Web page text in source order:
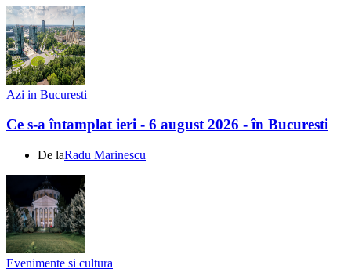
Azi in Bucuresti
Ce s-a întamplat ieri - 6 august 2026 - în Bucuresti
De laRadu Marinescu
Evenimente si cultura